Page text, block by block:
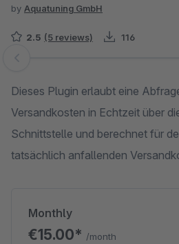
by Aquatuning GmbH
2.5 (5 reviews) 116
Skip image gallery
Dieses Plugin erlaubt eine
Versandkosten in Echtzeit über
Schnittstelle und berechnet für
tatsächlich anfallenden
Monthly
€15.00* /month